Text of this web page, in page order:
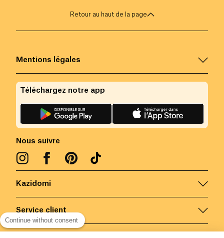
Retour au haut de la page
Kazidomi
Service client
Mentions légales
Nous suivre
Téléchargez notre app
Continue without consent